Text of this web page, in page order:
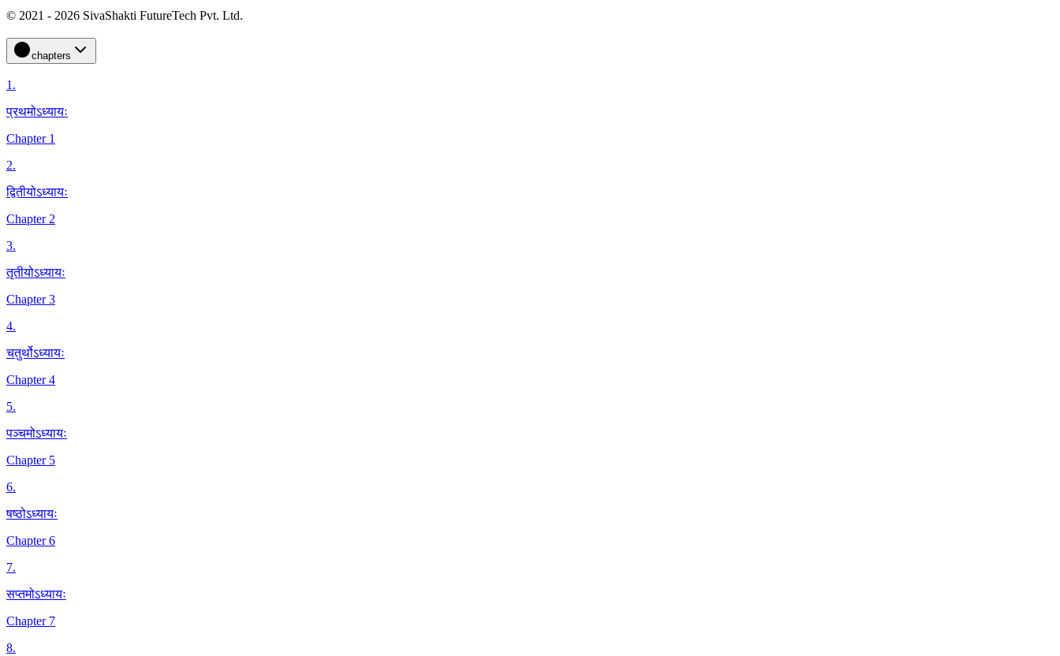
© 2021 - 2026 SivaShakti FutureTech Pvt. Ltd.
chapters
1.
प्रथमोऽध्यायः
Chapter 1
2.
द्वितीयोऽध्यायः
Chapter 2
3.
तृतीयोऽध्यायः
Chapter 3
4.
चतुर्थोऽध्यायः
Chapter 4
5.
पञ्चमोऽध्यायः
Chapter 5
6.
षष्ठोऽध्यायः
Chapter 6
7.
सप्तमोऽध्यायः
Chapter 7
8.